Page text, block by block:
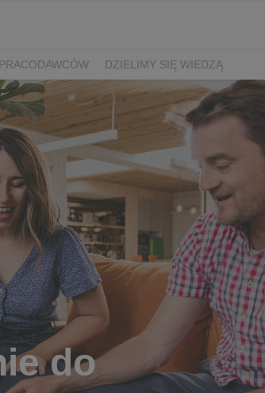
DZIELIMY SIĘ WIEDZĄ
do